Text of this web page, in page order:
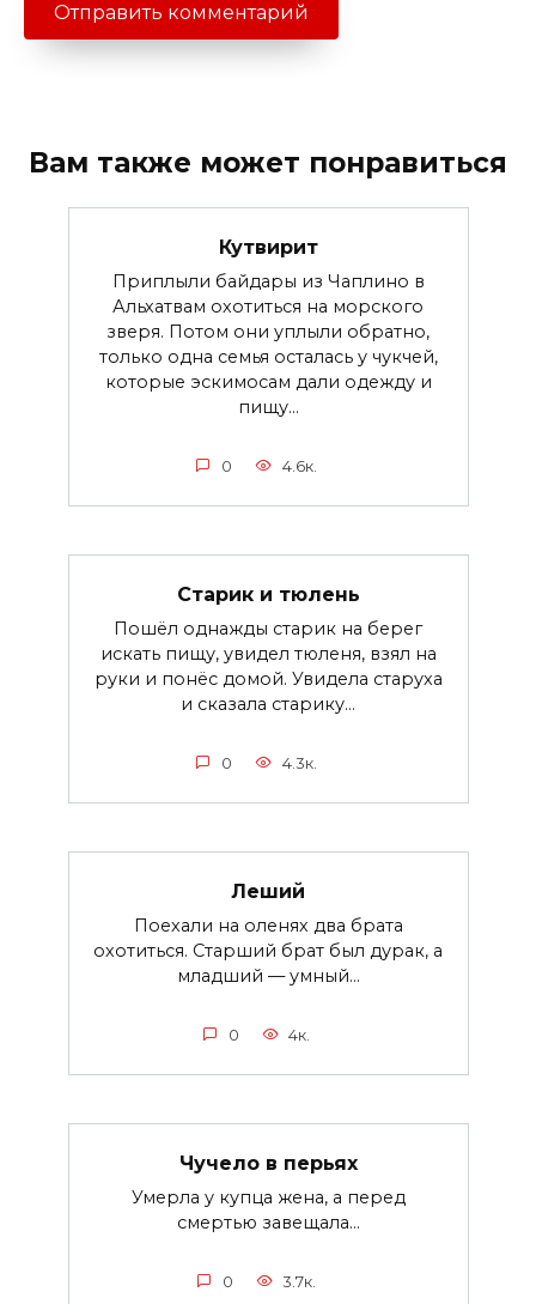
Вам также может понравиться
Кутвирит
Приплыли байдары из Чаплино в
Альхатвам охотиться на морского
зверя. Потом они уплыли обратно,
только одна семья осталась у чукчей,
которые эскимосам дали одежду и
пищу...
0 4.6к.
Старик и тюлень
Пошёл однажды старик на берег
искать пищу, увидел тюленя, взял на
руки и понёс домой. Увидела старуха
и сказала старику...
0 4.3к.
Леший
Поехали на оленях два брата
охотиться. Старший брат был дурак, а
младший — умный...
0 4к.
Чучело в перьях
Умерла у купца жена, а перед
смертью завещала...
0 3.7к.